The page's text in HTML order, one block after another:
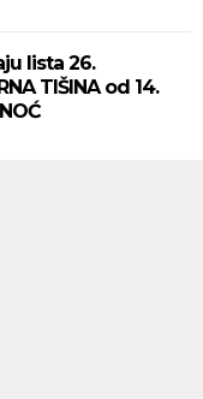
lista 26.
TIŠINA od 14.